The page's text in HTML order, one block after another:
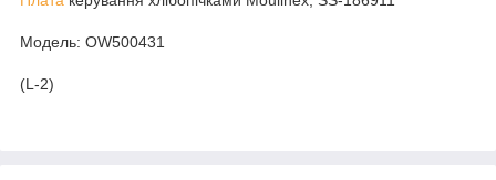
Модель: OW500431
(L-2)